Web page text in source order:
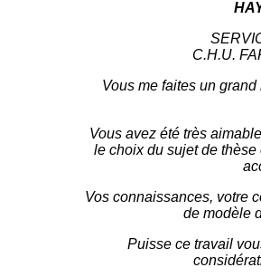
C.H.U.
Vous me faites un
Vous avez été très
le choix du sujet de
Vos connaissances, votre
de modèle
Puisse ce travail